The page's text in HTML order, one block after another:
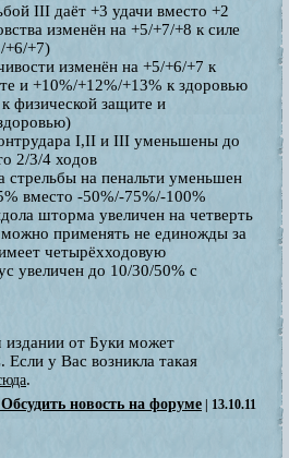
III даёт +3 удачи вместо +2
изменён на +5/+7/+8 к силе
+6/+7)
изменён на +5/+6/+7 к
и +10%/+12%/+13% к здоровью
физической защите и
I,II и III уменьшены до
2/3/4 ходов
стрельбы на пенальти уменьшен
вместо -50%/-75%/-100%
шторма увеличен на четверть
можно применять не единожды за
четырёхходовую
увеличен до 10/30/50% с
издании от Буки может
Если у Вас возникла такая
.
Обсудить новость на форуме | 13.10.11